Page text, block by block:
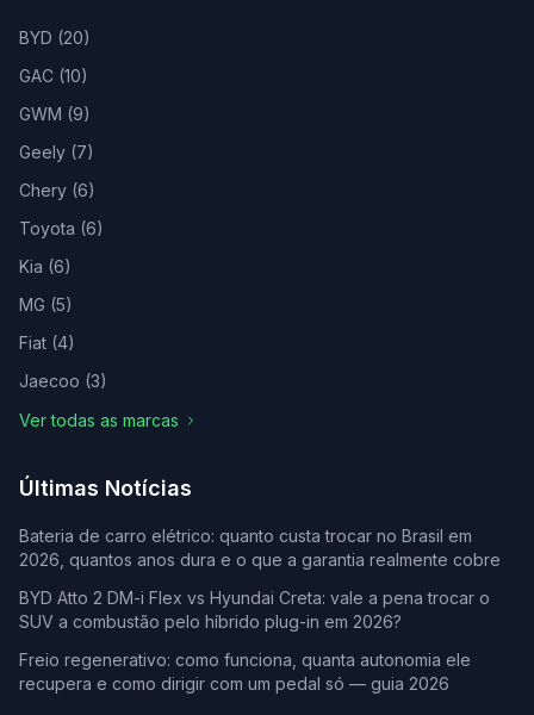
BYD (20)
GAC (10)
GWM (9)
Geely (7)
Chery (6)
Toyota (6)
Kia (6)
MG (5)
Fiat (4)
Jaecoo (3)
Ver todas as marcas
Últimas Notícias
Bateria de carro elétrico: quanto custa trocar no Brasil em
2026, quantos anos dura e o que a garantia realmente cobre
BYD Atto 2 DM-i Flex vs Hyundai Creta: vale a pena trocar o
SUV a combustão pelo híbrido plug-in em 2026?
Freio regenerativo: como funciona, quanta autonomia ele
recupera e como dirigir com um pedal só — guia 2026